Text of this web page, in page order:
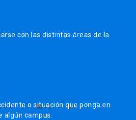
con las distintas áreas de la
o situación que ponga en
algún campus.